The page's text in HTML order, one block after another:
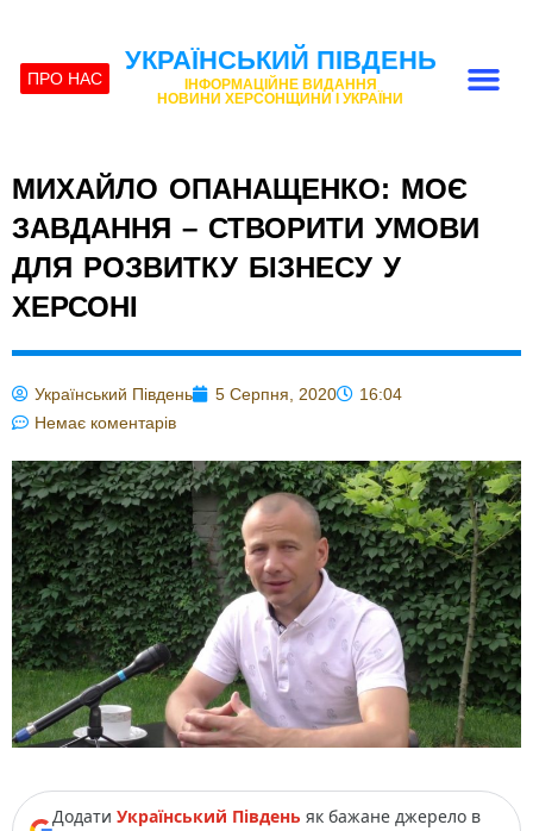
ПРО НАС
УКРАЇНСЬКИЙ ПІВДЕНЬ
ІНФОРМАЦІЙНЕ ВИДАННЯ
НОВИНИ ХЕРСОНЩИНИ І УКРАЇНИ
МИХАЙЛО ОПАНАЩЕНКО: МОЄ
ЗАВДАННЯ – СТВОРИТИ УМОВИ
ДЛЯ РОЗВИТКУ БІЗНЕСУ У
ХЕРСОНІ
Український Південь 5 Серпня, 2020
16:04
Немає коментарів
Додати Український Південь як бажане джерело в